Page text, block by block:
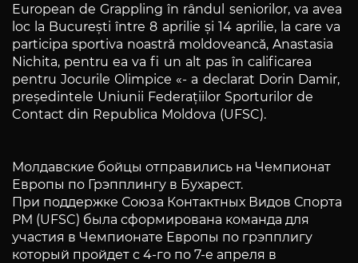
European de Grappling în rândul seniorilor, va avea
loc la București între 8 aprilie și 14 aprilie, la care va
participa sportiva noastră moldoveancă, Anastasia
Nichita, pentru ea va fi un alt pas în calificarea
pentru Jocurile Olimpice «- a declarat Dorin Damir,
președintele Uniunii Federațiilor Sporturilor de
Contact din Republica Moldova (UFSC).
Молдавские бойцы отправились на Чемпионат
Европы по Грэпплингу в Бухарест.
При поддержке Союза Контактных Видов Спорта
РМ (UFSC) была сформирована команда для
участия в Чемпионате Европы по грэпплигу
который пройдет с 4-го по 7-е апреля в